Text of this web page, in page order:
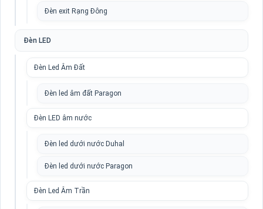
Đèn exit Rạng Đông
Đèn LED
Đèn Led Âm Đất
Đèn led âm đất Paragon
Đèn LED âm nước
Đèn led dưới nước Duhal
Đèn led dưới nước Paragon
Đèn Led Âm Trần